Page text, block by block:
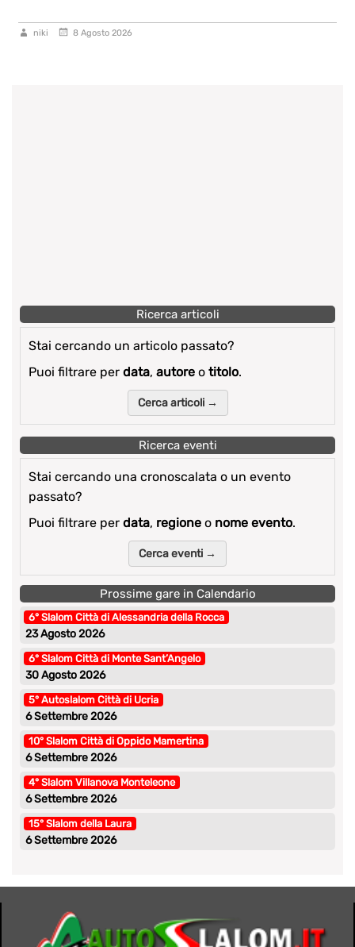
niki 8 Agosto 2026
Ricerca articoli
Stai cercando un articolo passato?
Puoi filtrare per data, autore o titolo.
Cerca articoli →
Ricerca eventi
Stai cercando una cronoscalata o un evento
passato?
Puoi filtrare per data, regione o nome evento.
Cerca eventi →
Prossime gare in Calendario
6° Slalom Città di Alessandria della Rocca
23 Agosto 2026
6° Slalom Città di Monte Sant’Angelo
30 Agosto 2026
5° Autoslalom Città di Ucria
6 Settembre 2026
10° Slalom Città di Oppido Mamertina
6 Settembre 2026
4° Slalom Villanova Monteleone
6 Settembre 2026
15° Slalom della Laura
6 Settembre 2026